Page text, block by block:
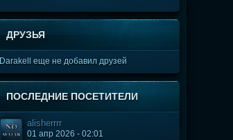
ДРУЗЬЯ
Darakell еще не добавил друзей
ПОСЛЕДНИЕ ПОСЕТИТЕЛИ
alisherrrr
01 апр 2026 - 02:01